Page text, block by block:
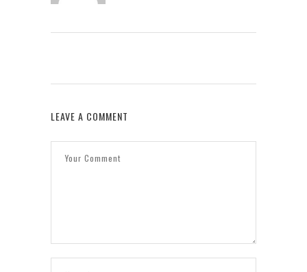
LEAVE A COMMENT